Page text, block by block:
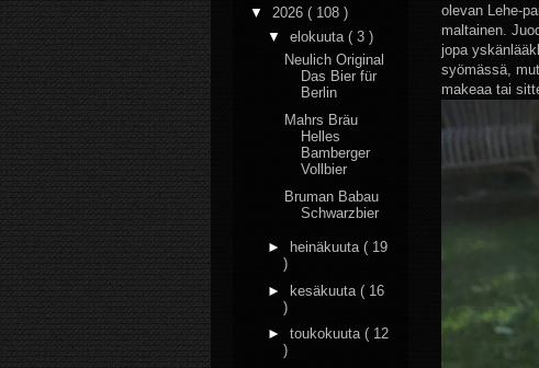
olevan Lehe-
maltainen.
jopa
syömässä,
makeaa tai
▼ 2026 ( 108 )
▼ elokuuta ( 3 )
Neulich Original
Das Bier für
Berlin
Mahrs Bräu
Helles
Bamberger
Vollbier
Bruman Babau
Schwarzbier
► heinäkuuta ( 19
)
► kesäkuuta ( 16
)
► toukokuuta ( 12
)